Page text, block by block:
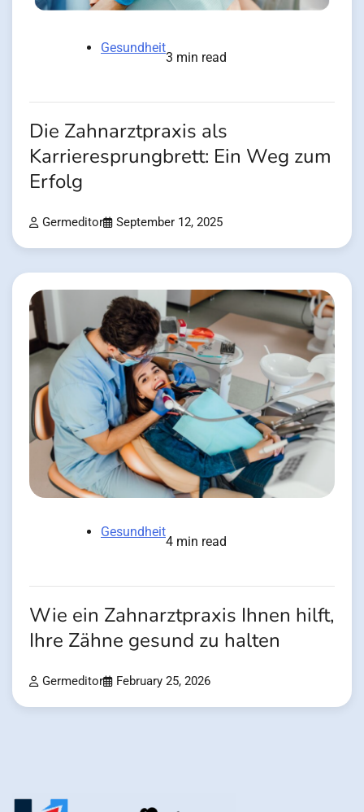
Gesundheit
3 min read
Die Zahnarztpraxis als
Karrieresprungbrett: Ein Weg zum
Erfolg
Germeditor September 12, 2025
Gesundheit
4 min read
Wie ein Zahnarztpraxis Ihnen hilft,
Ihre Zähne gesund zu halten
Germeditor February 25, 2026